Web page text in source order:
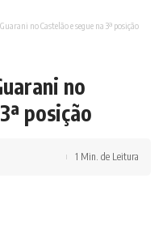
no Castelão e segue na 3ª posição
no
posição
1 Min. de Leitura